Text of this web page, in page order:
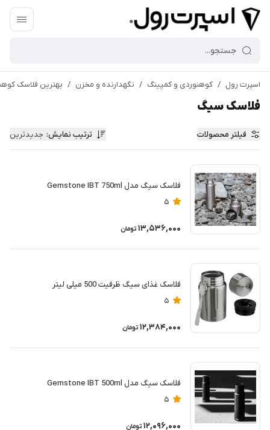
اسپرت رول / کوهنوردی و کمپینگ / نگهدارنده و مخزن / بهترین فلاسک
فلاسک سیگ
فیلتر محصولات ترتیب نمایش: جدیدترین
فلاسک سیگ مدل Gemstone IBT 750ml
5
13,536,000 تومان
فلاسک غذای سیگ ظرفیت 500 میلی لیتر
5
12,384,000 تومان
فلاسک سیگ مدل Gemstone IBT 500ml
5
12,096,000 تومان